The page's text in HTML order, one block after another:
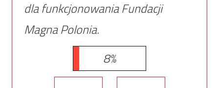
dla funkcjonowania Fundacji
Magna Polonia.
8%